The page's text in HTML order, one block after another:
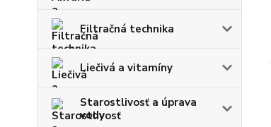
Filtračná technika
Liečivá a vitamíny
Starostlivosť a úprava
vody